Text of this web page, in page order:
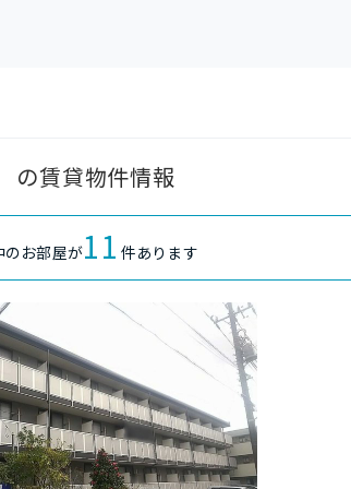
の賃貸物件情報
のお部屋が11 件あります